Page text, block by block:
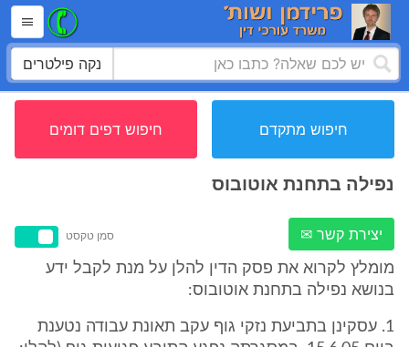
נקה פילטרים
חיפוש מתקדם חיפוש דפים דומים
נפילה בתחנת אוטובוס
יצירת קשר ✉ סמן טקסט
מומלץ לקרוא את פסק הדין להלן על מנת לקבל ידע
בנושא נפילה בתחנת אוטובוס:
1. עסקינן בתביעת נזקי גוף עקב תאונת עבודה נטענת